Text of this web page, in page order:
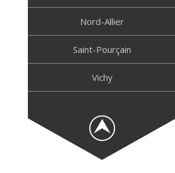
Nord-Allier
Saint-Pourçain
Vichy